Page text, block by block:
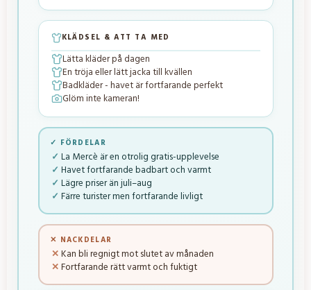
KLÄDSEL & ATT TA MED
Lätta kläder på dagen
En tröja eller lätt jacka till kvällen
Badkläder - havet är fortfarande perfekt
Glöm inte kameran!
✓ FÖRDELAR
La Mercè är en otrolig gratis-upplevelse
Havet fortfarande badbart och varmt
Lägre priser än juli–aug
Färre turister men fortfarande livligt
✕ NACKDELAR
Kan bli regnigt mot slutet av månaden
Fortfarande rätt varmt och fuktigt